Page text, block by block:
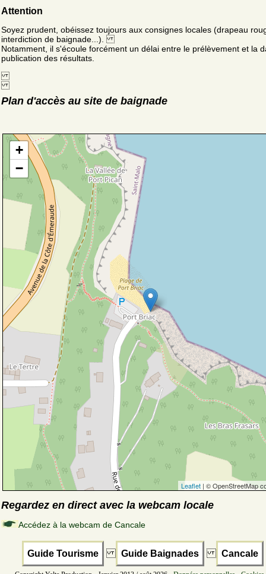
Attention
Soyez prudent, obéissez toujours aux consignes locales (drapeau
interdiction de baignade...).
Notamment, il s'écoule forcément un délai entre le prélèvement et la
publication des résultats.
Plan d'accès au site de baignade
+
−
Leaflet | © OpenStreetMap
Regardez en direct avec la webcam locale
Accédez à la webcam de Cancale
Guide Tourisme Guide Baignades Cancale